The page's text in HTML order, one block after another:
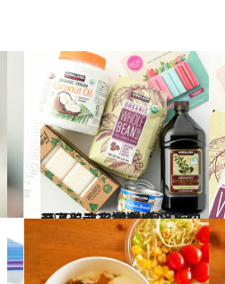
2020.11.23
コストコで選ぶパントリーアイテム10選 毎日をロハスにするかわいいアイテム
ライフスタイル